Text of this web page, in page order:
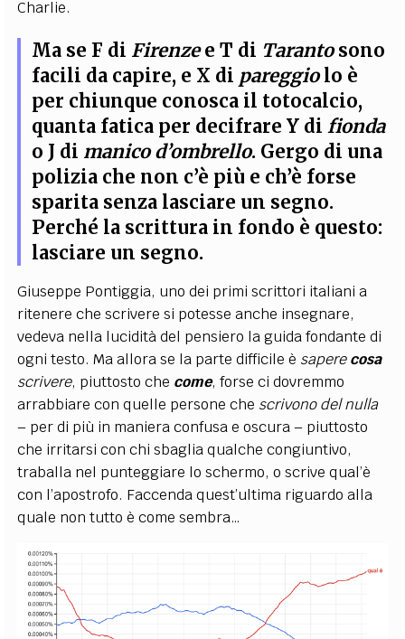
Charlie.
Ma se F di Firenzee T di Tarantosono
facili da capire, e X di pareggiolo è
per chiunque conosca il totocalcio,
quanta fatica per decifrare Y difionda
o J di manico d’ombrello. Gergo di una
polizia che non c’è più e ch’è forse
sparita senza lasciare un segno.
Perché la scrittura in fondo è questo:
lasciare un segno.
Giuseppe Pontiggia, uno dei primi scrittori italiani a
ritenere che scrivere si potesse anche insegnare,
vedeva nella lucidità del pensiero la guida fondante di
ogni testo. Ma allora se la parte difficile è saperecosa
scrivere, piuttosto che come, forse ci dovremmo
arrabbiare con quelle persone che scrivono del nulla
– per di più in maniera confusa e oscura – piuttosto
che irritarsi con chi sbaglia qualche congiuntivo,
traballa nel punteggiare lo schermo, o scrive qual’è
con l’apostrofo. Faccenda quest’ultima riguardo alla
quale non tutto è come sembra…